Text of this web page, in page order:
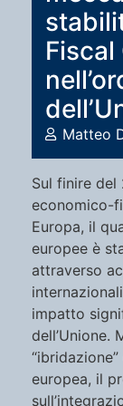
Matteo
Sul finire del
economico-
Europa, il
europee è
attraverso
impatto
dell’Unione.
europea, il